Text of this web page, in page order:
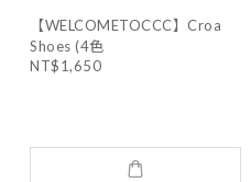
【WELCOMETOCCC】Croa
Shoes (4色
NT$1,650